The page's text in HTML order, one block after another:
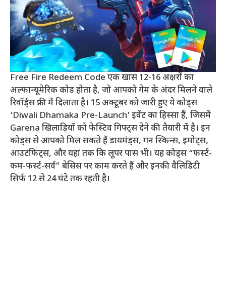
Free Fire Redeem Code एक खास 12-16 अक्षरों का
अल्फान्यूमेरिक कोड होता है, जो आपको गेम के अंदर मिलने वाले
रिवॉर्ड्स फ्री में दिलाता है। 15 अक्टूबर को जारी हुए ये कोड्स
‘Diwali Dhamaka Pre-Launch’ इवेंट का हिस्सा हैं, जिसमें
Garena खिलाड़ियों को फेस्टिव गिफ्ट्स देने की तैयारी में है। इन
कोड्स से आपको मिल सकते हैं डायमंड्स, गन स्किन्स, इमोट्स,
आउटफिट्स, और यहां तक कि लूपर पास भी। यह कोड्स “फर्स्ट-
कम-फर्स्ट-सर्व” बेसिस पर काम करते हैं और इनकी वैलिडिटी
सिर्फ 12 से 24 घंटे तक रहती है।